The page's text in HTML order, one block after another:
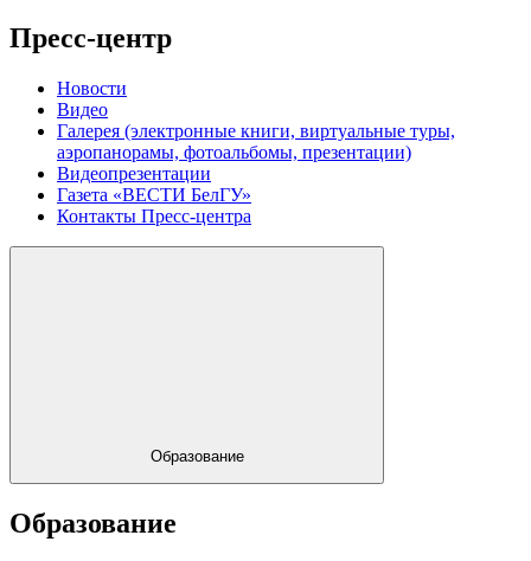
Пресс-центр
Новости
Видео
Галерея (электронные книги, виртуальные туры,
аэропанорамы, фотоальбомы, презентации)
Видеопрезентации
Газета «ВЕСТИ БелГУ»
Контакты Пресс-центра
Образование
Образование